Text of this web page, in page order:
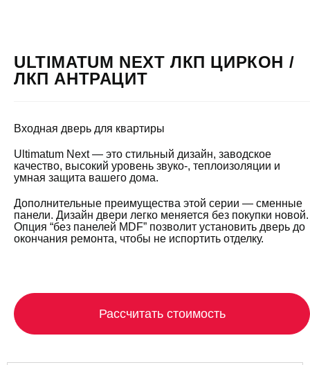
ULTIMATUM NEXT ЛКП ЦИРКОН /
ЛКП АНТРАЦИТ
Входная дверь для квартиры
Ultimatum Next — это стильный дизайн, заводское
качество, высокий уровень звуко-, теплоизоляции и
умная защита вашего дома.
Дополнительные преимущества этой серии — сменные
панели. Дизайн двери легко меняется без покупки новой.
Опция “без панелей MDF” позволит установить дверь до
окончания ремонта, чтобы не испортить отделку.
Рассчитать стоимость